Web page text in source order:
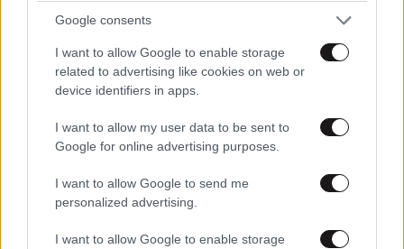
Google consents
I want to allow Google to enable storage
related to advertising like cookies on web or
device identifiers in apps.
I want to allow my user data to be sent to
Google for online advertising purposes.
I want to allow Google to send me
personalized advertising.
I want to allow Google to enable storage
Προληπτική εκκένωση της πολυκατοικίας
Ακολουθήστε τοNEWSBEASTστοGoogle News
και μάθετε πρώτοι όλες τις ειδήσεις